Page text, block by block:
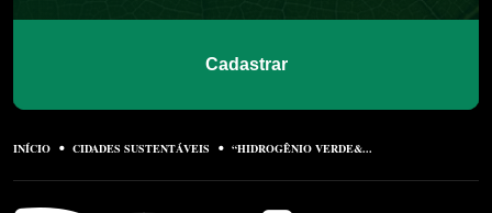
Cadastrar
INÍCIO CIDADES SUSTENTÁVEIS “HIDROGÊNIO VERDE&...